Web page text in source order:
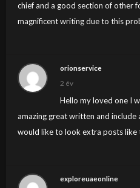
chief and a good section of other
magnificent writing due to this
orionservice
2 év
Hello my loved one I
amazing great written and include
would like to look extra posts like
exploreuaeonline